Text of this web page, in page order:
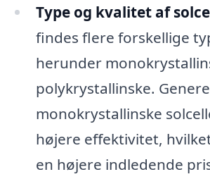
Type og kvalitet af
findes flere forskellige
herunder
polykrystallinske.
monokrystallinske
højere effektivitet,
en højere indledende